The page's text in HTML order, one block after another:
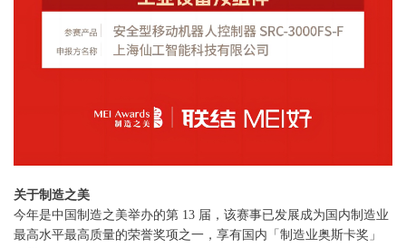
关于制造之美
今年是中国制造之美举办的第 13 届，该赛事已发展成为国内制造业
最高水平最高质量的荣誉奖项之一，享有国内「制造业奥斯卡奖」